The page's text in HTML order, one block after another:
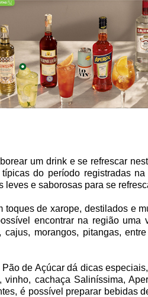
um drink e se refrescar
do período registradas
leves e saborosas para se
toques de xarope, destilados e
encontrar na região uma
cajus, morangos, pitangas,
de Açúcar dá dicas
cachaça Saliníssima,
é possível preparar bebidas